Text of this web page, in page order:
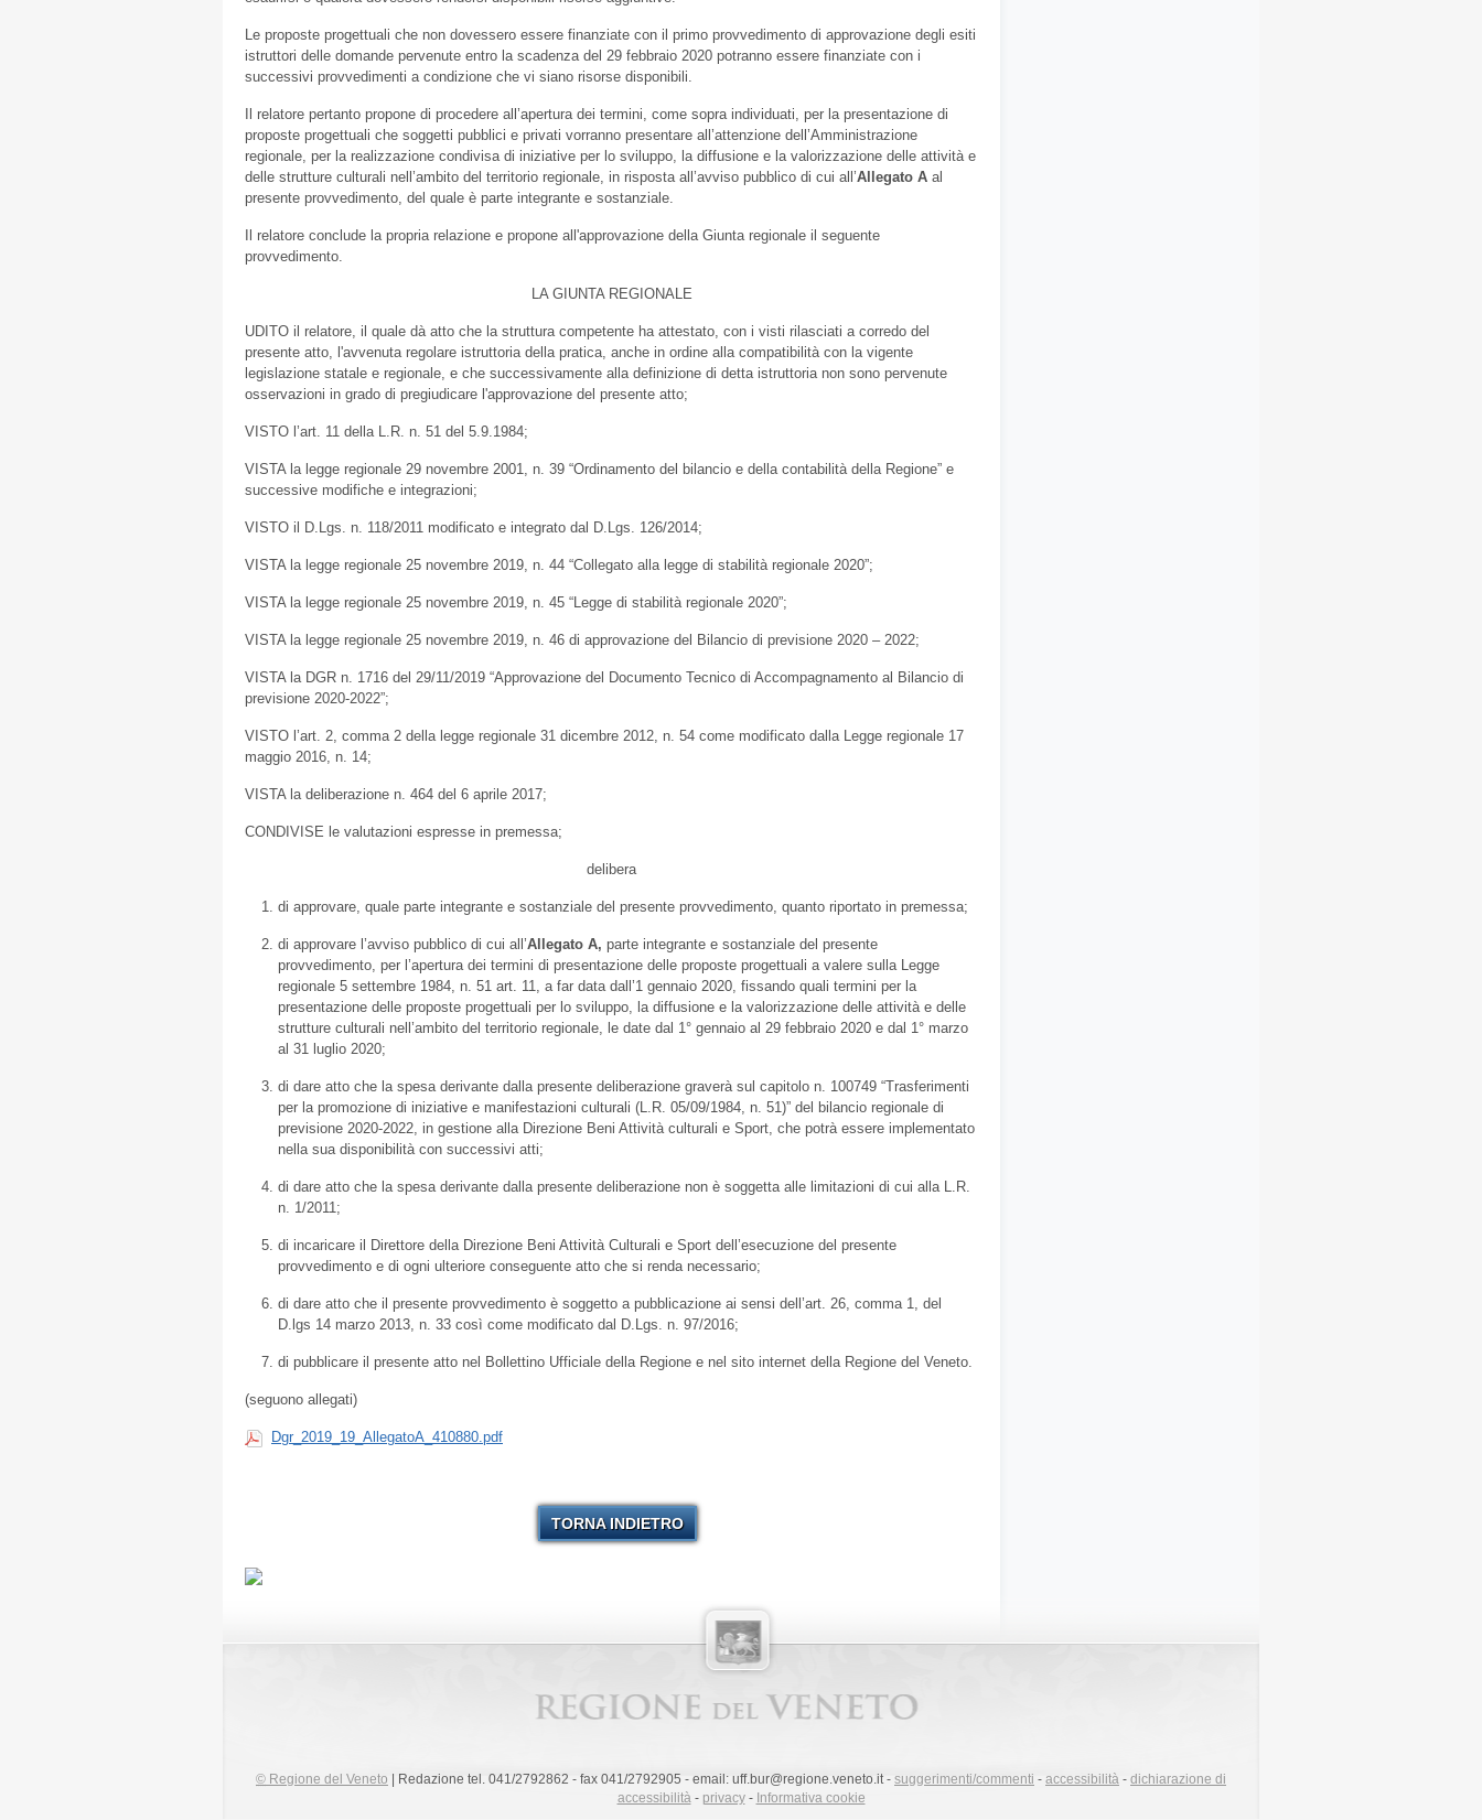
Le proposte progettuali che non dovessero essere finanziate con il primo provvedimento di approvazione degli esiti
istruttori delle domande pervenute entro la scadenza del 29 febbraio 2020 potranno essere finanziate con i
successivi provvedimenti a condizione che vi siano risorse disponibili.
Il relatore pertanto propone di procedere all’apertura dei termini, come sopra individuati, per la presentazione di
proposte progettuali che soggetti pubblici e privati vorranno presentare all’attenzione dell’Amministrazione
regionale, per la realizzazione condivisa di iniziative per lo sviluppo, la diffusione e la valorizzazione delle attività e
delle strutture culturali nell’ambito del territorio regionale, in risposta all’avviso pubblico di cui all’Allegato A al
presente provvedimento, del quale è parte integrante e sostanziale.
Il relatore conclude la propria relazione e propone all'approvazione della Giunta regionale il seguente
provvedimento.
LA GIUNTA REGIONALE
UDITO il relatore, il quale dà atto che la struttura competente ha attestato, con i visti rilasciati a corredo del
presente atto, l'avvenuta regolare istruttoria della pratica, anche in ordine alla compatibilità con la vigente
legislazione statale e regionale, e che successivamente alla definizione di detta istruttoria non sono pervenute
osservazioni in grado di pregiudicare l'approvazione del presente atto;
VISTO l’art. 11 della L.R. n. 51 del 5.9.1984;
VISTA la legge regionale 29 novembre 2001, n. 39 “Ordinamento del bilancio e della contabilità della Regione” e
successive modifiche e integrazioni;
VISTO il D.Lgs. n. 118/2011 modificato e integrato dal D.Lgs. 126/2014;
VISTA la legge regionale 25 novembre 2019, n. 44 “Collegato alla legge di stabilità regionale 2020”;
VISTA la legge regionale 25 novembre 2019, n. 45 “Legge di stabilità regionale 2020”;
VISTA la legge regionale 25 novembre 2019, n. 46 di approvazione del Bilancio di previsione 2020 – 2022;
VISTA la DGR n. 1716 del 29/11/2019 “Approvazione del Documento Tecnico di Accompagnamento al Bilancio di
previsione 2020-2022”;
VISTO l’art. 2, comma 2 della legge regionale 31 dicembre 2012, n. 54 come modificato dalla Legge regionale 17
maggio 2016, n. 14;
VISTA la deliberazione n. 464 del 6 aprile 2017;
CONDIVISE le valutazioni espresse in premessa;
delibera
di approvare, quale parte integrante e sostanziale del presente provvedimento, quanto riportato in premessa;
di approvare l’avviso pubblico di cui all’Allegato A, parte integrante e sostanziale del presente
provvedimento, per l’apertura dei termini di presentazione delle proposte progettuali a valere sulla Legge
regionale 5 settembre 1984, n. 51 art. 11, a far data dall’1 gennaio 2020, fissando quali termini per la
presentazione delle proposte progettuali per lo sviluppo, la diffusione e la valorizzazione delle attività e delle
strutture culturali nell’ambito del territorio regionale, le date dal 1° gennaio al 29 febbraio 2020 e dal 1° marzo
al 31 luglio 2020;
di dare atto che la spesa derivante dalla presente deliberazione graverà sul capitolo n. 100749 “Trasferimenti
per la promozione di iniziative e manifestazioni culturali (L.R. 05/09/1984, n. 51)” del bilancio regionale di
previsione 2020-2022, in gestione alla Direzione Beni Attività culturali e Sport, che potrà essere implementato
nella sua disponibilità con successivi atti;
di dare atto che la spesa derivante dalla presente deliberazione non è soggetta alle limitazioni di cui alla L.R.
n. 1/2011;
di incaricare il Direttore della Direzione Beni Attività Culturali e Sport dell’esecuzione del presente
provvedimento e di ogni ulteriore conseguente atto che si renda necessario;
di dare atto che il presente provvedimento è soggetto a pubblicazione ai sensi dell’art. 26, comma 1, del
D.lgs 14 marzo 2013, n. 33 così come modificato dal D.Lgs. n. 97/2016;
di pubblicare il presente atto nel Bollettino Ufficiale della Regione e nel sito internet della Regione del Veneto.
(seguono allegati)
Dgr_2019_19_AllegatoA_410880.pdf
TORNA INDIETRO
© Regione del Veneto | Redazione tel. 041/2792862 - fax 041/2792905 - email: uff.bur@regione.veneto.it - suggerimenti/commenti - accessibilità - dichiarazione di
accessibilità - privacy- Informativa cookie